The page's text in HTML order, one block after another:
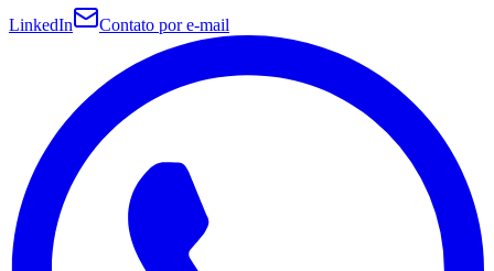
LinkedIn Contato por e-mail